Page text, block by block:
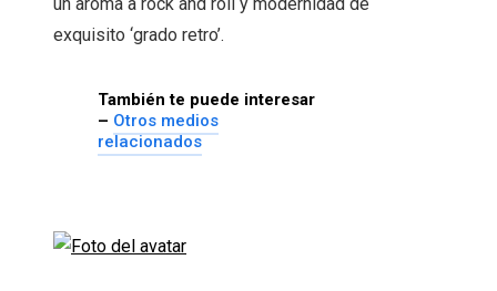
exquisito ‘grado retro’.
También te puede interesar
– Otros medios
relacionados